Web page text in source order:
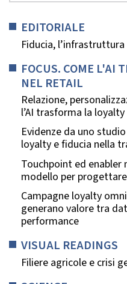
EDITORIALE
Fiducia,
FOCUS. COME L'AI
NEL RETAIL
Relazione,
l’AI trasforma la
Evidenze da uno
loyalty e fiducia nella
Touchpoint ed
modello per
Campagne loyalty
generano valore tra
performance
VISUAL READINGS
Filiere agricole e crisi